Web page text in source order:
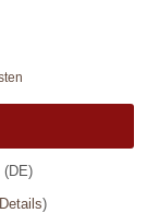
(DE)
Details)